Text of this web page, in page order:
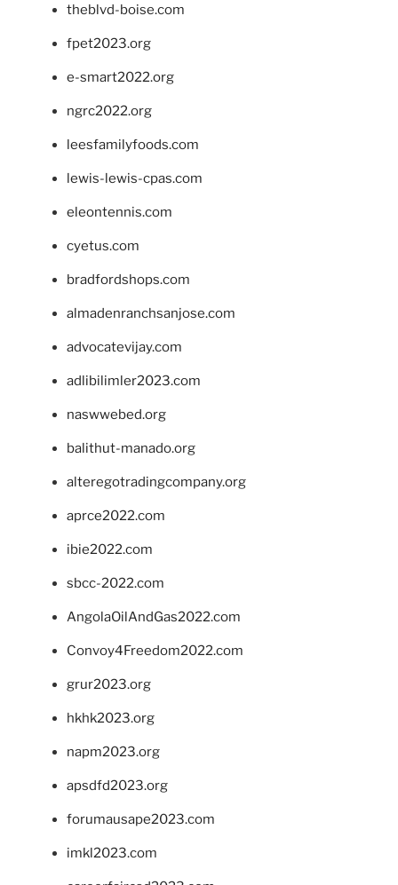
theblvd-boise.com
fpet2023.org
e-smart2022.org
ngrc2022.org
leesfamilyfoods.com
lewis-lewis-cpas.com
eleontennis.com
cyetus.com
bradfordshops.com
almadenranchsanjose.com
advocatevijay.com
adlibilimler2023.com
naswwebed.org
balithut-manado.org
alteregotradingcompany.org
aprce2022.com
ibie2022.com
sbcc-2022.com
AngolaOilAndGas2022.com
Convoy4Freedom2022.com
grur2023.org
hkhk2023.org
napm2023.org
apsdfd2023.org
forumausape2023.com
imkl2023.com